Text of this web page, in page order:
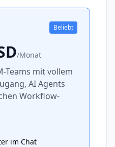
Beliebt
/Monat
Teams mit vollem
AI Agents
Workflow-
im Chat